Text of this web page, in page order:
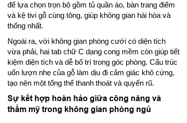
để lựa chọn trọn bộ gồm tủ quần áo, bàn trang điểm
và kệ tivi gỗ cùng tông, giúp không gian hài hòa và
thống nhất.
Ngoài ra, với không gian phòng cưới có diện tích
vừa phải, hai tab chữ C dạng cong mềm còn giúp tiết
kiệm diện tích và dễ bố trí trong góc phòng. Cấu trúc
uốn lượn nhẹ của gỗ làm dịu đi cảm giác khô cứng,
tạo nên một tổng thể thanh thoát và quyến rũ.
Sự kết hợp hoàn hảo giữa công năng và
thẩm mỹ trong không gian phòng ngủ